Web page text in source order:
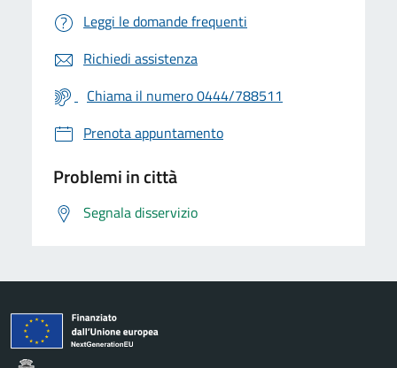
Leggi le domande frequenti
Richiedi assistenza
Chiama il numero 0444/788511
Prenota appuntamento
Problemi in città
Segnala disservizio